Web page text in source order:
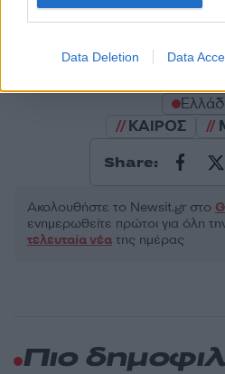
Data Deletion Data
Υποβολή
Όροι Χρήσης. Το site προστατεύεται
ΚΑΙΡΟΣ
Share:
Ακολουθήστε το Νewsit.gr στο
ενημερωθείτε πρώτοι για όλη
τελευταία νέα της ημέρας
Πιο